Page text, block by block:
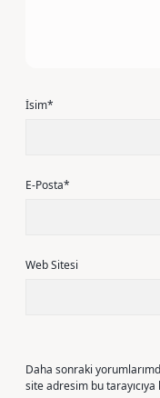
İsim*
E-Posta*
Web Sitesi
Daha sonraki
site adresim bu